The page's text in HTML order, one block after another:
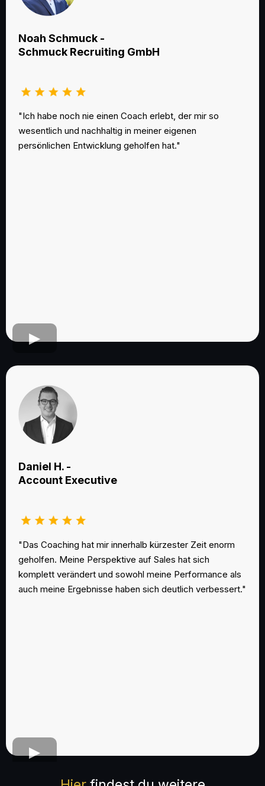
Noah Schmuck -
Schmuck Recruiting GmbH
"Ich habe noch nie einen Coach erlebt, der mir so
wesentlich und nachhaltig in meiner eigenen
persönlichen Entwicklung geholfen hat."
Daniel H. -
Account Executive
"Das Coaching hat mir innerhalb kürzester Zeit enorm
geholfen. Meine Perspektive auf Sales hat sich
komplett verändert und sowohl meine Performance als
auch meine Ergebnisse haben sich deutlich verbessert."